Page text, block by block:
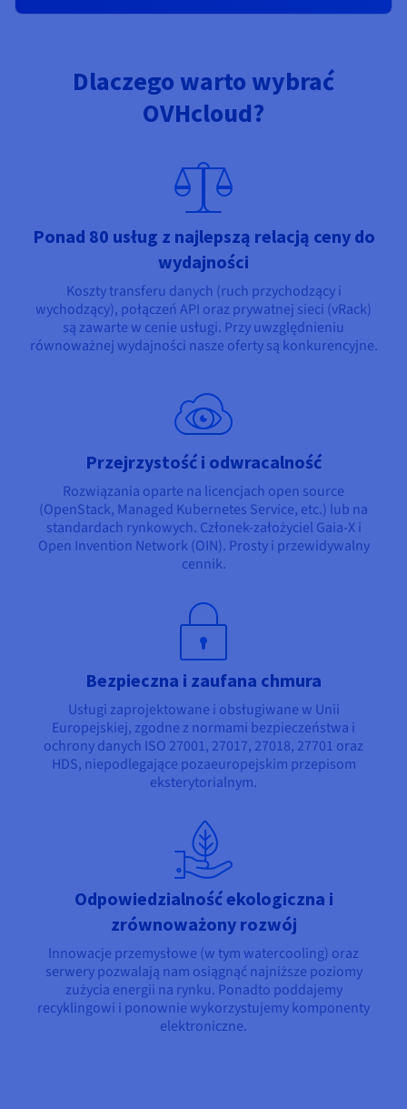
Dlaczego warto wybrać
OVHcloud?
Ponad 80 usług z najlepszą relacją ceny do
wydajności
Koszty transferu danych (ruch przychodzący i
wychodzący), połączeń API oraz prywatnej sieci (vRack)
są zawarte w cenie usługi. Przy uwzględnieniu
równoważnej wydajności nasze oferty są konkurencyjne.
Przejrzystość i odwracalność
Rozwiązania oparte na licencjach open source
(OpenStack, Managed Kubernetes Service, etc.) lub na
standardach rynkowych. Członek-założyciel Gaia-X i
Open Invention Network (OIN). Prosty i przewidywalny
cennik.
Bezpieczna i zaufana chmura
Usługi zaprojektowane i obsługiwane w Unii
Europejskiej, zgodne z normami bezpieczeństwa i
ochrony danych ISO 27001, 27017, 27018, 27701 oraz
HDS, niepodlegające pozaeuropejskim przepisom
eksterytorialnym.
Odpowiedzialność ekologiczna i
zrównoważony rozwój
Innowacje przemysłowe (w tym watercooling) oraz
serwery pozwalają nam osiągnąć najniższe poziomy
zużycia energii na rynku. Ponadto poddajemy
recyklingowi i ponownie wykorzystujemy komponenty
elektroniczne.